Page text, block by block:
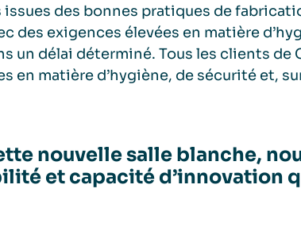
des bonnes pratiques de
des exigences élevées en matière
un délai déterminé. Tous les clients de
en matière d’hygiène, de sécurité et,
nouvelle salle blanche,
et capacité d’innovation